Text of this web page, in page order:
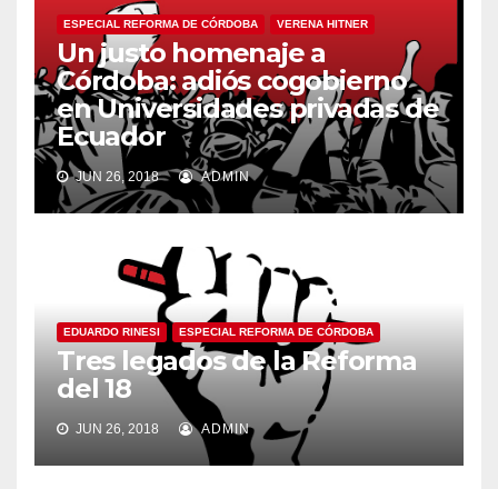
ESPECIAL REFORMA DE CÓRDOBA VERENA HITNER
Un justo homenaje a
Córdoba: adiós cogobierno
en Universidades privadas de
Ecuador
JUN 26, 2018 ADMIN
EDUARDO RINESI ESPECIAL REFORMA DE CÓRDOBA
Tres legados de la Reforma
del 18
JUN 26, 2018 ADMIN